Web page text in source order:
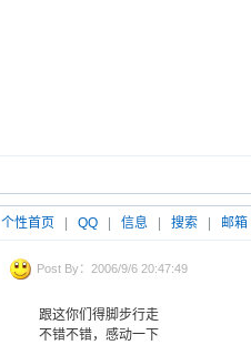
个性首页 QQ 信息 搜索 邮箱
Post By：2006/9/6 20:47:49
跟这你们得脚步行走
不错不错，感动一下